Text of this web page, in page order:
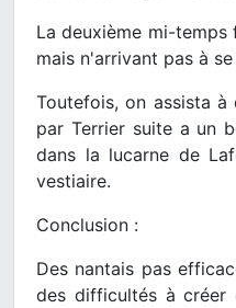
La deuxième mi-
mais n'arrivant pas à
Toutefois, on assista
par Terrier suite a un
dans la lucarne de
vestiaire.
Conclusion :
Des nantais pas
des difficultés à créer